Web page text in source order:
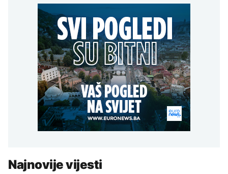
Najnovije vijesti